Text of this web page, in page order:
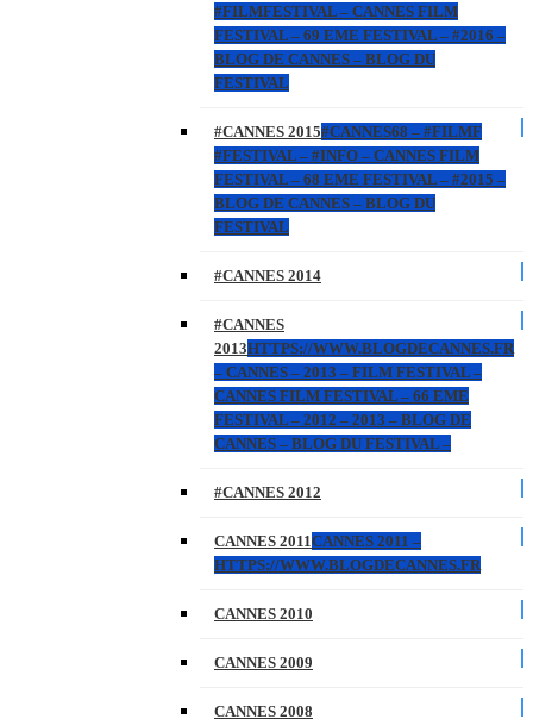
#FILMFESTIVAL – CANNES FILM
FESTIVAL – 69 EME FESTIVAL – #2016 –
BLOG DE CANNES – BLOG DU
FESTIVAL
#CANNES 2015#CANNES68 – #FILMF
#FESTIVAL – #INFO – CANNES FILM
FESTIVAL – 68 EME FESTIVAL – #2015 –
BLOG DE CANNES – BLOG DU
FESTIVAL
#CANNES 2014
#CANNES
2013HTTPS://WWW.BLOGDECANNES.FR
– CANNES – 2013 – FILM FESTIVAL –
CANNES FILM FESTIVAL – 66 EME
FESTIVAL – 2012 – 2013 – BLOG DE
CANNES – BLOG DU FESTIVAL –
#CANNES 2012
CANNES 2011CANNES 2011 –
HTTPS://WWW.BLOGDECANNES.FR
CANNES 2010
CANNES 2009
CANNES 2008